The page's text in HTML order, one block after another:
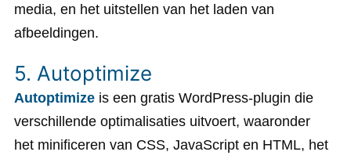
media, en het uitstellen van het laden van
afbeeldingen.
5. Autoptimize
Autoptimizeis een gratis WordPress-plugin die
verschillende optimalisaties uitvoert, waaronder
het minificeren van CSS, JavaScript en HTML, het